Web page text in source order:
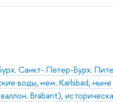
Санкт- Петер-Бурх.
воды, нем. Karlsbad,
Brabant),